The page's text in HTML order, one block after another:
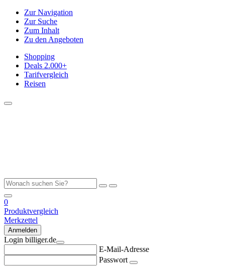
Zur Navigation
Zur Suche
Zum Inhalt
Zu den Angeboten
Shopping
Deals 2.000+
Tarifvergleich
Reisen
0
Produktvergleich
Merkzettel
Anmelden
Login billiger.de
E-Mail-Adresse
Passwort